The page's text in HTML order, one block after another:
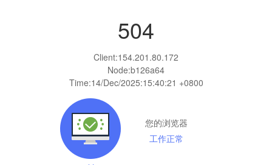
504
Client:154.201.80.172
Node:b126a64
Time:14/Dec/2025:15:40:21 +0800
您的浏览器
工作正常